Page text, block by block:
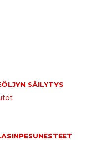
SÄILYTYS